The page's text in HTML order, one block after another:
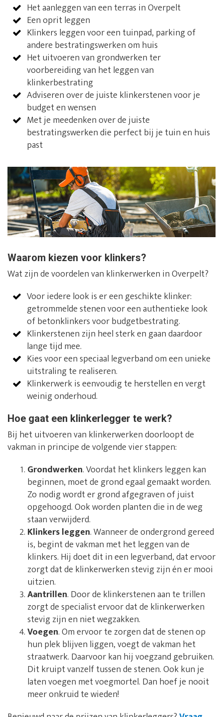
Het aanleggen van een terras in Overpelt
Een oprit leggen
Klinkers leggen voor een tuinpad, parking of
andere bestratingswerken om huis
Het uitvoeren van grondwerken ter
voorbereiding van het leggen van
klinkerbestrating
Adviseren over de juiste klinkerstenen voor je
budget en wensen
Met je meedenken over de juiste
bestratingswerken die perfect bij je tuin en huis
past
Waarom kiezen voor klinkers?
Wat zijn de voordelen van klinkerwerken in Overpelt?
Voor iedere look is er een geschikte klinker:
getrommelde stenen voor een authentieke look
of betonklinkers voor budgetbestrating.
Klinkerstenen zijn heel sterk en gaan daardoor
lange tijd mee.
Kies voor een speciaal legverband om een unieke
uitstraling te realiseren.
Klinkerwerk is eenvoudig te herstellen en vergt
weinig onderhoud.
Hoe gaat een klinkerlegger te werk?
Bij het uitvoeren van klinkerwerken doorloopt de
vakman in principe de volgende vier stappen:
Grondwerken. Voordat het klinkers leggen kan
beginnen, moet de grond egaal gemaakt worden.
Zo nodig wordt er grond afgegraven of juist
opgehoogd. Ook worden planten die in de weg
staan verwijderd.
Klinkers leggen. Wanneer de ondergrond gereed
is, begint de vakman met het leggen van de
klinkers. Hij doet dit in een legverband, dat ervoor
zorgt dat de klinkerwerken stevig zijn én er mooi
uitzien.
Aantrillen. Door de klinkerstenen aan te trillen
zorgt de specialist ervoor dat de klinkerwerken
stevig zijn en niet wegzakken.
Voegen. Om ervoor te zorgen dat de stenen op
hun plek blijven liggen, voegt de vakman het
straatwerk. Daarvoor kan hij voegzand gebruiken.
Dit kruipt vanzelf tussen de stenen. Ook kun je
laten voegen met voegmortel. Dan hoef je nooit
meer onkruid te wieden!